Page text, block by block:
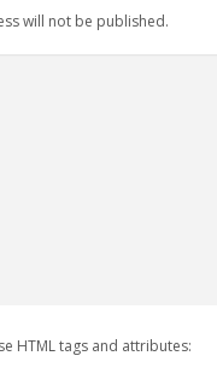
will not be published.
HTML tags and attributes: